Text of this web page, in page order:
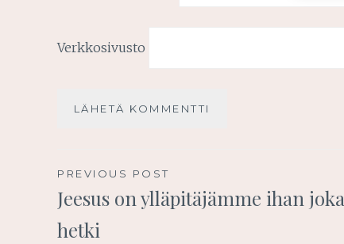
Verkkosivusto
Artikkelien
selaus
PREVIOUS POST
Jeesus on ylläpitäjämme ihan joka
hetki